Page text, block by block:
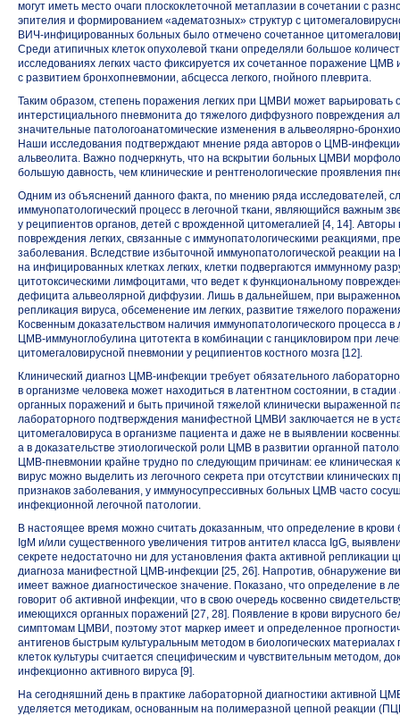
могут иметь место очаги плоскоклеточной метаплазии в сочетании с
эпителия и формированием «адематозных» структур с
ВИЧ-инфицированных больных было отмечено сочетанное
Среди атипичных клеток опухолевой ткани определяли большое
исследованиях легких часто фиксируется их сочетанное поражение
с развитием бронхопневмонии, абсцесса легкого, гнойного плеврита.
Таким образом, степень поражения легких при ЦМВИ может варьировать
интерстициального пневмонита до тяжелого диффузного повреждения
значительные патологоанатомические изменения в альвеолярно-
Наши исследования подтверждают мнение ряда авторов о ЦМВ-
альвеолита. Важно подчеркнуть, что на вскрытии больных ЦМВИ
большую давность, чем клинические и рентгенологические проявления
Одним из объяснений данного факта, по мнению ряда исследователей,
иммунопатологический процесс в легочной ткани, являющийся важным
у реципиентов органов, детей с врожденной цитомегалией [4, 14].
повреждения легких, связанные с иммунопатологическими реакциями,
заболевания. Вследствие избыточной иммунопатологической реакции на
на инфицированных клетках легких, клетки подвергаются иммунному
цитотоксическими лимфоцитами, что ведет к функциональному
дефицита альвеолярной диффузии. Лишь в дальнейшем, при
репликация вируса, обсеменение им легких, развитие тяжелого
Косвенным доказательством наличия иммунопатологического процесса
ЦМВ-иммуноглобулина цитотекта в комбинации с ганцикловиром при
цитомегаловирусной пневмонии у реципиентов костного мозга [12].
Клинический диагноз ЦМВ-инфекции требует обязательного
в организме человека может находиться в латентном состоянии, в
органных поражений и быть причиной тяжелой клинически выраженной
лабораторного подтверждения манифестной ЦМВИ заключается не в
цитомегаловируса в организме пациента и даже не в выявлении
а в доказательстве этиологической роли ЦМВ в развитии органной
ЦМВ-пневмонии крайне трудно по следующим причинам: ее клиническая
вирус можно выделить из легочного секрета при отсутствии клинических
признаков заболевания, у иммуносупрессивных больных ЦМВ часто
инфекционной легочной патологии.
В настоящее время можно считать доказанным, что определение в крови
IgМ и/или существенного увеличения титров антител класса IgG,
секрете недостаточно ни для установления факта активной репликации
диагноза манифестной ЦМВ-инфекции [25, 26]. Напротив, обнаружение
имеет важное диагностическое значение. Показано, что определение в
говорит об активной инфекции, что в свою очередь косвенно
имеющихся органных поражений [27, 28]. Появление в крови вирусного
симптомам ЦМВИ, поэтому этот маркер имеет и определенное
антигенов быстрым культуральным методом в биологических
клеток культуры считается специфическим и чувствительным методом,
инфекционно активного вируса [9].
На сегодняшний день в практике лабораторной диагностики активной
уделяется методикам, основанным на полимеразной цепной реакции